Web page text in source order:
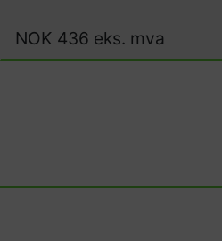
NOK 436 eks. mva